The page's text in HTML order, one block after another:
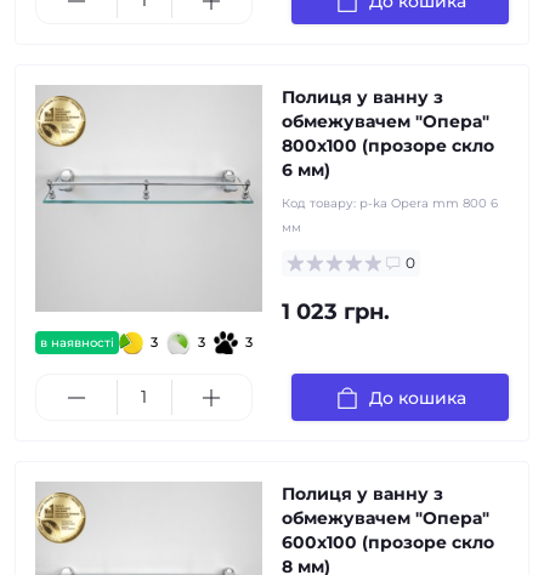
в наявності 3 3 3
Полиця у ванну з
обмежувачем "Опера"
800x100 (прозоре скло
6 мм)
Код товару: p-ka Opera mm 800 6
мм
0
1 023 грн.
До кошика
Полиця у ванну з
обмежувачем "Опера"
600x100 (прозоре скло
8 мм)